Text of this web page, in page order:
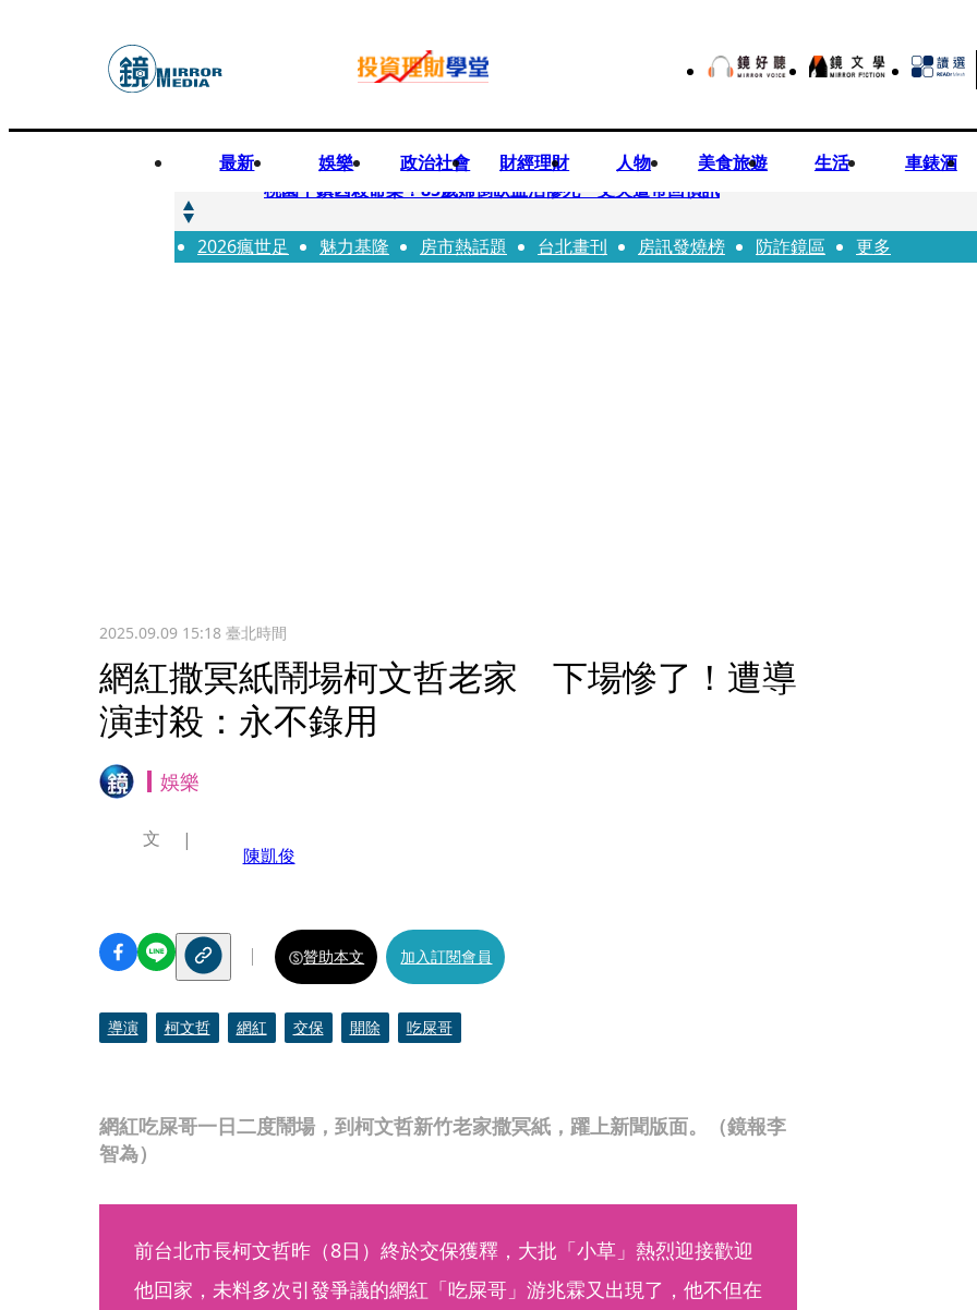
最新 娛樂 政治社會 財經理財 人物 美食旅遊 生活 車錶酒
快訊
桃園平鎮凶殺命案！85歲婦倒臥血泊慘死 丈夫遭帶回偵訊
快訊
狠詐慈濟10.6億！神鬼律師陳昱瑄「親接機BNT抵台」 同框陳時中、張淑芬畫面曝光
2026瘋世足 魅力基隆 房市熱話題 台北畫刊 房訊發燒榜 防詐鏡區 更多
2025.09.09 15:18臺北時間
網紅撒冥紙鬧場柯文哲老家 下場慘了！遭導
演封殺：永不錄用
娛樂
網紅吃屎哥一日二度鬧場，到柯文哲新竹老家撒冥紙，躍上新聞版面。（鏡報李
智為）
文
陳凱俊
贊助本文 加入訂閱會員
導演 柯文哲 網紅 交保 開除 吃屎哥
前台北市長柯文哲昨（8日）終於交保獲釋，大批「小草」熱烈迎接歡迎
他回家，未料多次引發爭議的網紅「吃屎哥」游兆霖又出現了，他不但在